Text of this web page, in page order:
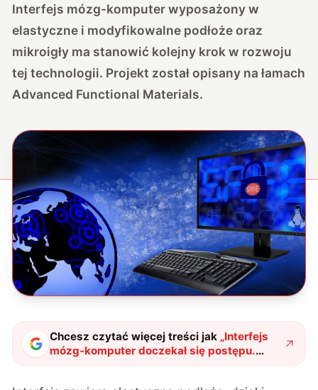
Interfejs mózg-komputer wyposażony w
elastyczne i modyfikowalne podłoże oraz
mikroigły ma stanowić kolejny krok w rozwoju
tej technologii. Projekt został opisany na łamach
Advanced Functional Materials.
Chcesz czytać więcej treści jak „Interfejs
mózg-komputer doczekał się postępu.
Sterowanie myślami będzie coraz